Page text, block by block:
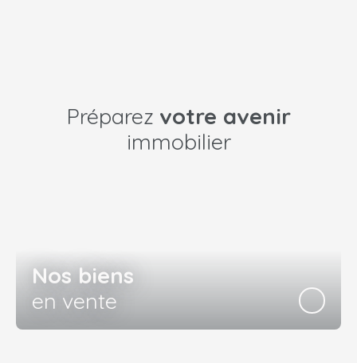
Préparez votre avenir
immobilier
Nos biens
en vente